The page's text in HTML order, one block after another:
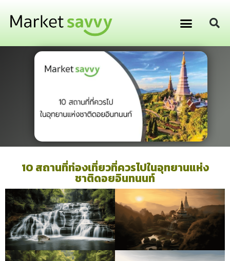
10 สถานที่ท่องเที่ยวที่ควรไปในอุทยานแห่ง
ชาติดอยอินทนนท์